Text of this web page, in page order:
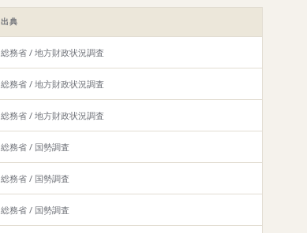
出典
総務省 / 地方財政状況調査
総務省 / 地方財政状況調査
総務省 / 地方財政状況調査
総務省 / 国勢調査
総務省 / 国勢調査
総務省 / 国勢調査